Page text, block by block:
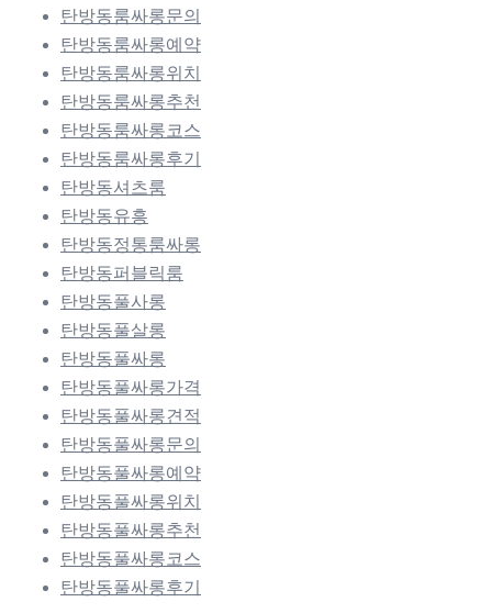
탄방동룸싸롱문의
탄방동룸싸롱예약
탄방동룸싸롱위치
탄방동룸싸롱추천
탄방동룸싸롱코스
탄방동룸싸롱후기
탄방동셔츠룸
탄방동유흥
탄방동정통룸싸롱
탄방동퍼블릭룸
탄방동풀사롱
탄방동풀살롱
탄방동풀싸롱
탄방동풀싸롱가격
탄방동풀싸롱견적
탄방동풀싸롱문의
탄방동풀싸롱예약
탄방동풀싸롱위치
탄방동풀싸롱추천
탄방동풀싸롱코스
탄방동풀싸롱후기